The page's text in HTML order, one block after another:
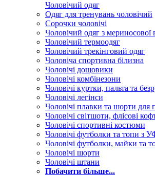
Чоловічий одяг
Одяг для тренувань чоловічий
Сорочки чоловічі
Чоловічий одяг з мериносової
Чоловічий термоодяг
Чоловічий трекінговий одяг
Чоловіча спортивна білизна
Чоловічі дощовики
Чоловічі комбінезони
Чоловічі куртки, пальта та
Чоловічі легінси
Чоловічі плавки та шорти для
Чоловічі світшоти, флісові
Чоловічі спортивні костюми
Чоловічі футболки та топи з
Чоловічі футболки, майки та
Чоловічі шорти
Чоловічі штани
Побачити більше...